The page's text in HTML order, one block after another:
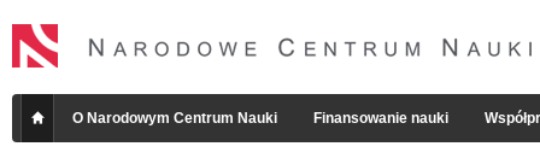
O Narodowym Centrum Nauki Finansowanie nauki